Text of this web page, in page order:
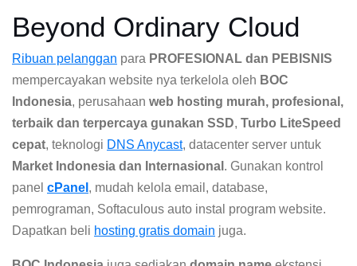
Beyond Ordinary Cloud
Ribuan pelanggan para PROFESIONAL dan PEBISNIS
mempercayakan website nya terkelola oleh BOC
Indonesia, perusahaan web hosting murah, profesional,
terbaik dan terpercaya gunakan SSD, Turbo LiteSpeed
cepat, teknologi DNS Anycast, datacenter server untuk
Market Indonesia dan Internasional . Gunakan kontrol
panel cPanel , mudah kelola email, database,
pemrograman, Softaculous auto instal program website.
Dapatkan beli hosting gratis domain juga.